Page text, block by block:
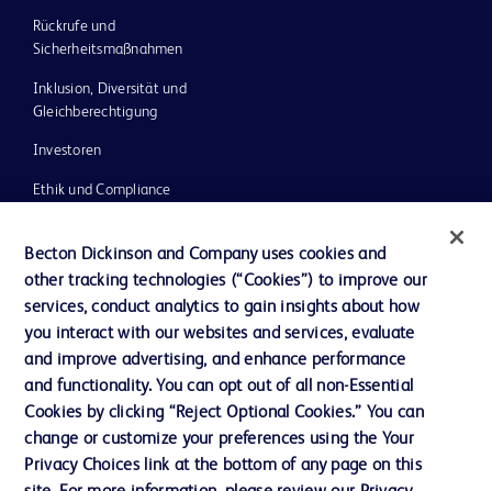
Rückrufe und
Sicherheitsmaßnahmen
Inklusion, Diversität und
Gleichberechtigung
Investoren
Ethik und Compliance
Neuigkeiten, Medien und Blogs
Support
AGB
Kontaktieren Sie uns
Becton Dickinson and Company uses cookies and
other tracking technologies (“Cookies”) to improve our
services, conduct analytics to gain insights about how
you interact with our websites and services, evaluate
and improve advertising, and enhance performance
and functionality. You can opt out of all non-Essential
Cookies by clicking “Reject Optional Cookies.” You can
change or customize your preferences using the Your
Privacy Choices link at the bottom of any page on this